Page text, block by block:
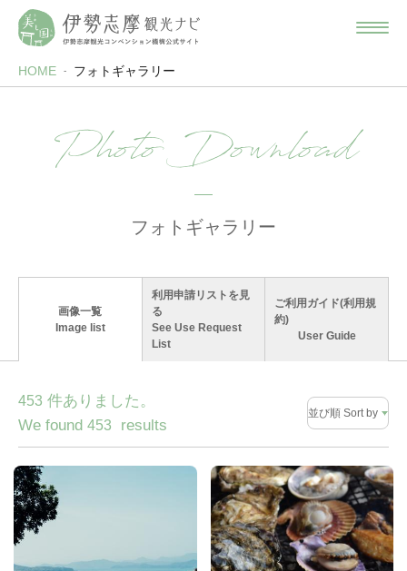
HOME フォトギャラリー
Photo Download
フォトギャラリー
画像一覧
Image list
利用申請リストを見
る
See Use Request
List
ご利用ガイド(利用規
約)
User Guide
453 件ありました。
We found 453 results
並び順 Sort by